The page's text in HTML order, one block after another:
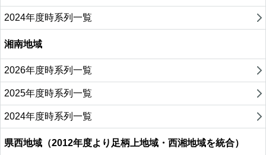
2024年度時系列一覧
湘南地域
2026年度時系列一覧
2025年度時系列一覧
2024年度時系列一覧
県西地域（2012年度より足柄上地域・西湘地域を統合）